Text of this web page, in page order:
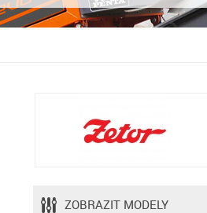
ZOBRAZIT MODELY